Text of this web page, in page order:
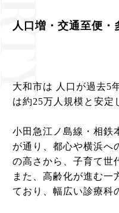
人口増・交通至便
大和市は 人口が過去5
は約25万人規模と安定
小田急江ノ島線・相鉄
が通り、都心や横浜へ
の高さから、子育て世
また、高齢化が進む一
ており、幅広い診療科